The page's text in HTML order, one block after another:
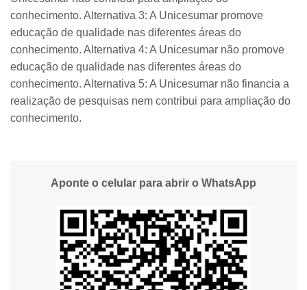
conhecimento. Alternativa 3: A Unicesumar promove
educação de qualidade nas diferentes áreas do
conhecimento. Alternativa 4: A Unicesumar não promove
educação de qualidade nas diferentes áreas do
conhecimento. Alternativa 5: A Unicesumar não financia a
realização de pesquisas nem contribui para ampliação do
conhecimento.
Aponte o celular para abrir o WhatsApp